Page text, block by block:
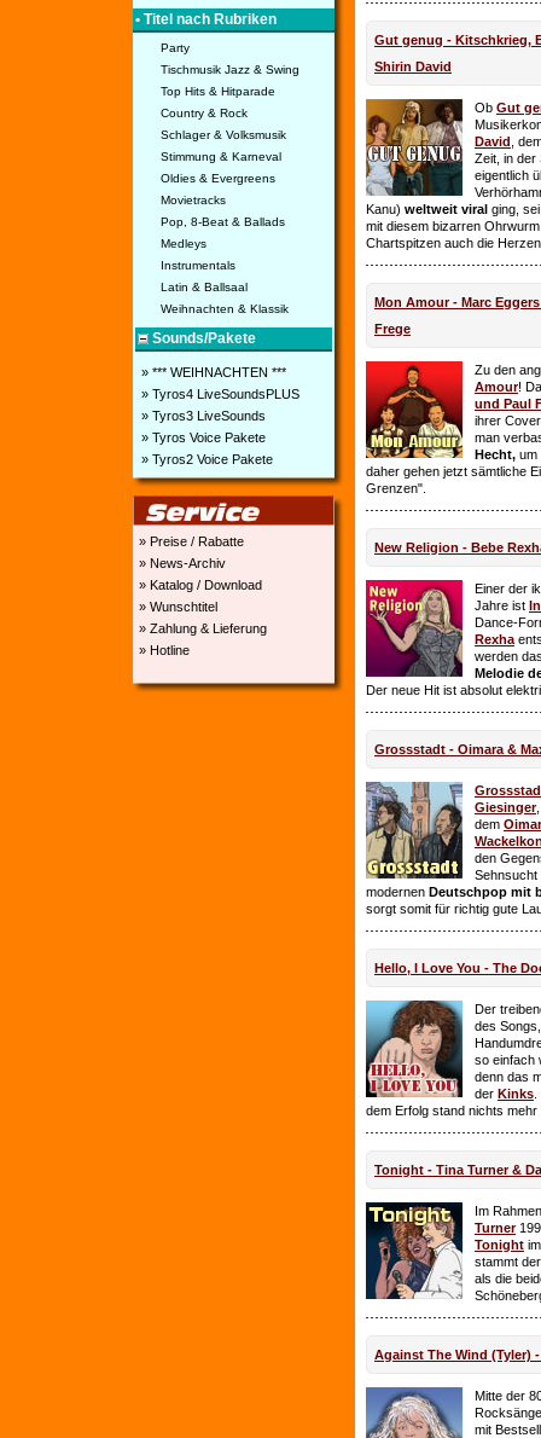
• Titel nach Rubriken
Party
Tischmusik Jazz & Swing
Top Hits & Hitparade
Country & Rock
Schlager & Volksmusik
Stimmung & Karneval
Oldies & Evergreens
Movietracks
Pop, 8-Beat & Ballads
Medleys
Instrumentals
Latin & Ballsaal
Weihnachten & Klassik
Sounds/Pakete
» *** WEIHNACHTEN ***
» Tyros4 LiveSoundsPLUS
» Tyros3 LiveSounds
» Tyros Voice Pakete
» Tyros2 Voice Pakete
» Preise / Rabatte
» News-Archiv
» Katalog / Download
» Wunschtitel
» Zahlung & Lieferung
» Hotline
Gut genug - Kitschkrieg,
Shirin David
Ob Gut
David ,
Zeit, in der
eigentlich
Kanu) weltweit viral ging,
mit diesem bizarren
Chartspitzen auch die
Mon Amour - Marc
Frege
Zu den
Amour!
und Paul
ihrer
man
Hecht, um
daher gehen jetzt sämtliche
Grenzen".
New Religion - Bebe
Einer der
Jahre ist
Dance-
Rexha
werden
Melodie
Der neue Hit ist absolut
Grossstadt - Oimara &
Giesinger
dem
den
Sehnsucht
modernen Deutschpop mit
sorgt somit für richtig gute
Hello, I Love You - The
Der
des
so einfach
denn das
der Kinks
dem Erfolg stand nichts mehr
Tonight - Tina Turner &
Im
Turner
Tonight
stammt
als die
Against The Wind (Tyler)
Mitte der
mit